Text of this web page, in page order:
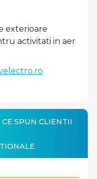
exterioare
activitati in aer
CE SPUN CLIENTII